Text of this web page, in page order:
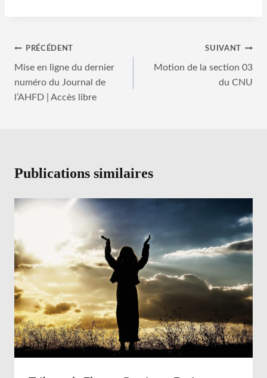
Navigation
de
l’article
PRÉCÉDENT
Mise en ligne du dernier
numéro du Journal de
l’AHFD | Accès libre
SUIVANT
Motion de la section 03
du CNU
Publications similaires